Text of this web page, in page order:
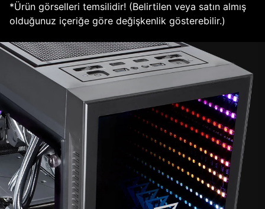
*Ürün görselleri temsilidir! (Belirtilen veya satın almış
olduğunuz içeriğe göre değişkenlik gösterebilir.)